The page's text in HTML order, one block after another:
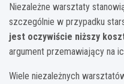
Niezależne warsztaty
szczególnie w przypadku
jest oczywiście niższy
argument przemawiający na
Wiele niezależnych